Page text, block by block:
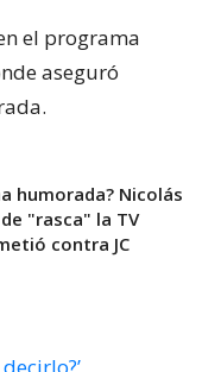
el programa
aseguró
humorada? Nicolás
"rasca" la TV
contra JC